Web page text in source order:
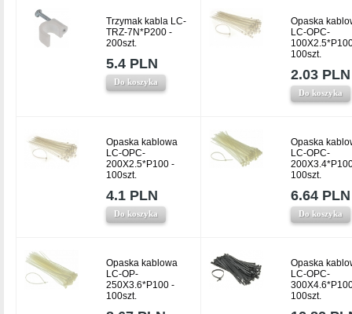
Trzymak kabla LC-
TRZ-7N*P200 -
200szt.
5.4 PLN
Do koszyka
Opaska
LC-OPC-
100szt.
2.03 PLN
Do koszyka
Opaska kablowa
LC-OPC-
200X2.5*P100 -
100szt.
4.1 PLN
Do koszyka
Opaska
LC-OPC-
100szt.
6.64 PLN
Do koszyka
Opaska kablowa
LC-OP-
250X3.6*P100 -
100szt.
Opaska
LC-OPC-
100szt.